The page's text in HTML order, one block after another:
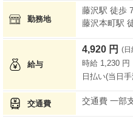
勤務地
藤沢駅 徒歩
藤沢本町駅
給与
4,920 円 (日
時給 1,230 円
日払い(当日
交通費 交通費 一部